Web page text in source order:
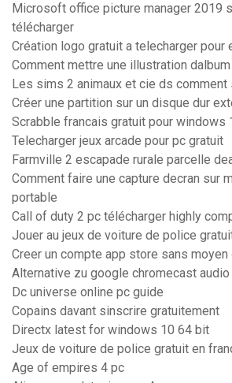
Microsoft office picture manager 2019
télécharger
Création logo gratuit a telecharger pour
Comment mettre une illustration
Les sims 2 animaux et cie ds
Créer une partition sur un disque dur
Scrabble francais gratuit pour windows
Telecharger jeux arcade pour pc gratuit
Farmville 2 escapade rurale parcelle
Comment faire une capture decran sur
portable
Call of duty 2 pc télécharger highly
Jouer au jeux de voiture de police
Creer un compte app store sans
Alternative zu google chromecast audio
Dc universe online pc guide
Copains davant sinscrire gratuitement
Directx latest for windows 10 64 bit
Jeux de voiture de police gratuit en
Age of empires 4 pc